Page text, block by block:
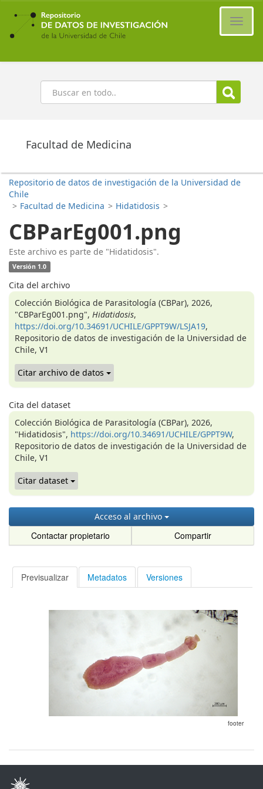
Ir
contenido
principal
Buscar
Facultad de Medicina
Repositorio de datos de investigación de la Universidad de
Chile
> Facultad de Medicina > Hidatidosis >
CBParEg001.png
Este archivo es parte de "Hidatidosis".
Versión 1.0
Cita del archivo
Colección Biológica de Parasitología (CBPar), 2026,
"CBParEg001.png", Hidatidosis,
https://doi.org/10.34691/UCHILE/GPPT9W/LSJA19,
Repositorio de datos de investigación de la Universidad de
Chile, V1
Citar archivo de datos
Cita del dataset
Colección Biológica de Parasitología (CBPar), 2026,
"Hidatidosis", https://doi.org/10.34691/UCHILE/GPPT9W,
Repositorio de datos de investigación de la Universidad de
Chile, V1
Citar dataset
Acceso al archivo
Contactar propietario Compartir
Previsualizar Metadatos Versiones